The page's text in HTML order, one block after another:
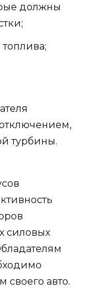
должны
турбины.
силовых
своего авто.